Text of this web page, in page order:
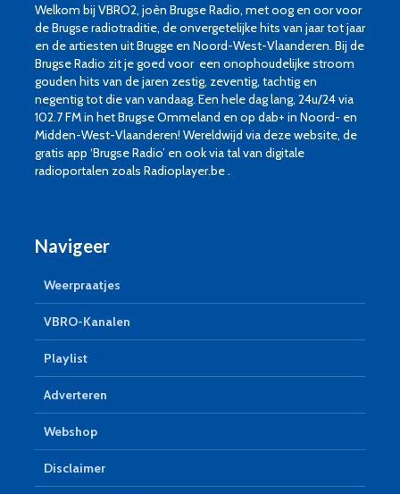
Welkom bij VBRO2, joèn Brugse Radio, met oog en oor voor
de Brugse radiotraditie, de onvergetelijke hits van jaar tot jaar
en de artiesten uit Brugge en Noord-West-Vlaanderen. Bij de
Brugse Radio zit je goed voor een onophoudelijke stroom
gouden hits van de jaren zestig, zeventig, tachtig en
negentig tot die van vandaag. Een hele dag lang, 24u/24 via
102.7 FM in het Brugse Ommeland en op dab+ in Noord- en
Midden-West-Vlaanderen! Wereldwijd via deze website, de
gratis app ‘Brugse Radio’ en ook via tal van digitale
radioportalen zoals Radioplayer.be .
Navigeer
Weerpraatjes
VBRO-Kanalen
Playlist
Adverteren
Webshop
Disclaimer